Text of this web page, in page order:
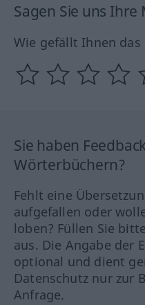
Sagen Sie uns Ihre
Wie gefällt Ihnen
Sie haben
Wörterbüchern?
Fehlt eine
aufgefallen oder
loben? Füllen Sie
aus. Die Angabe der
optional und dient
Datenschutz nur zur
Anfrage.